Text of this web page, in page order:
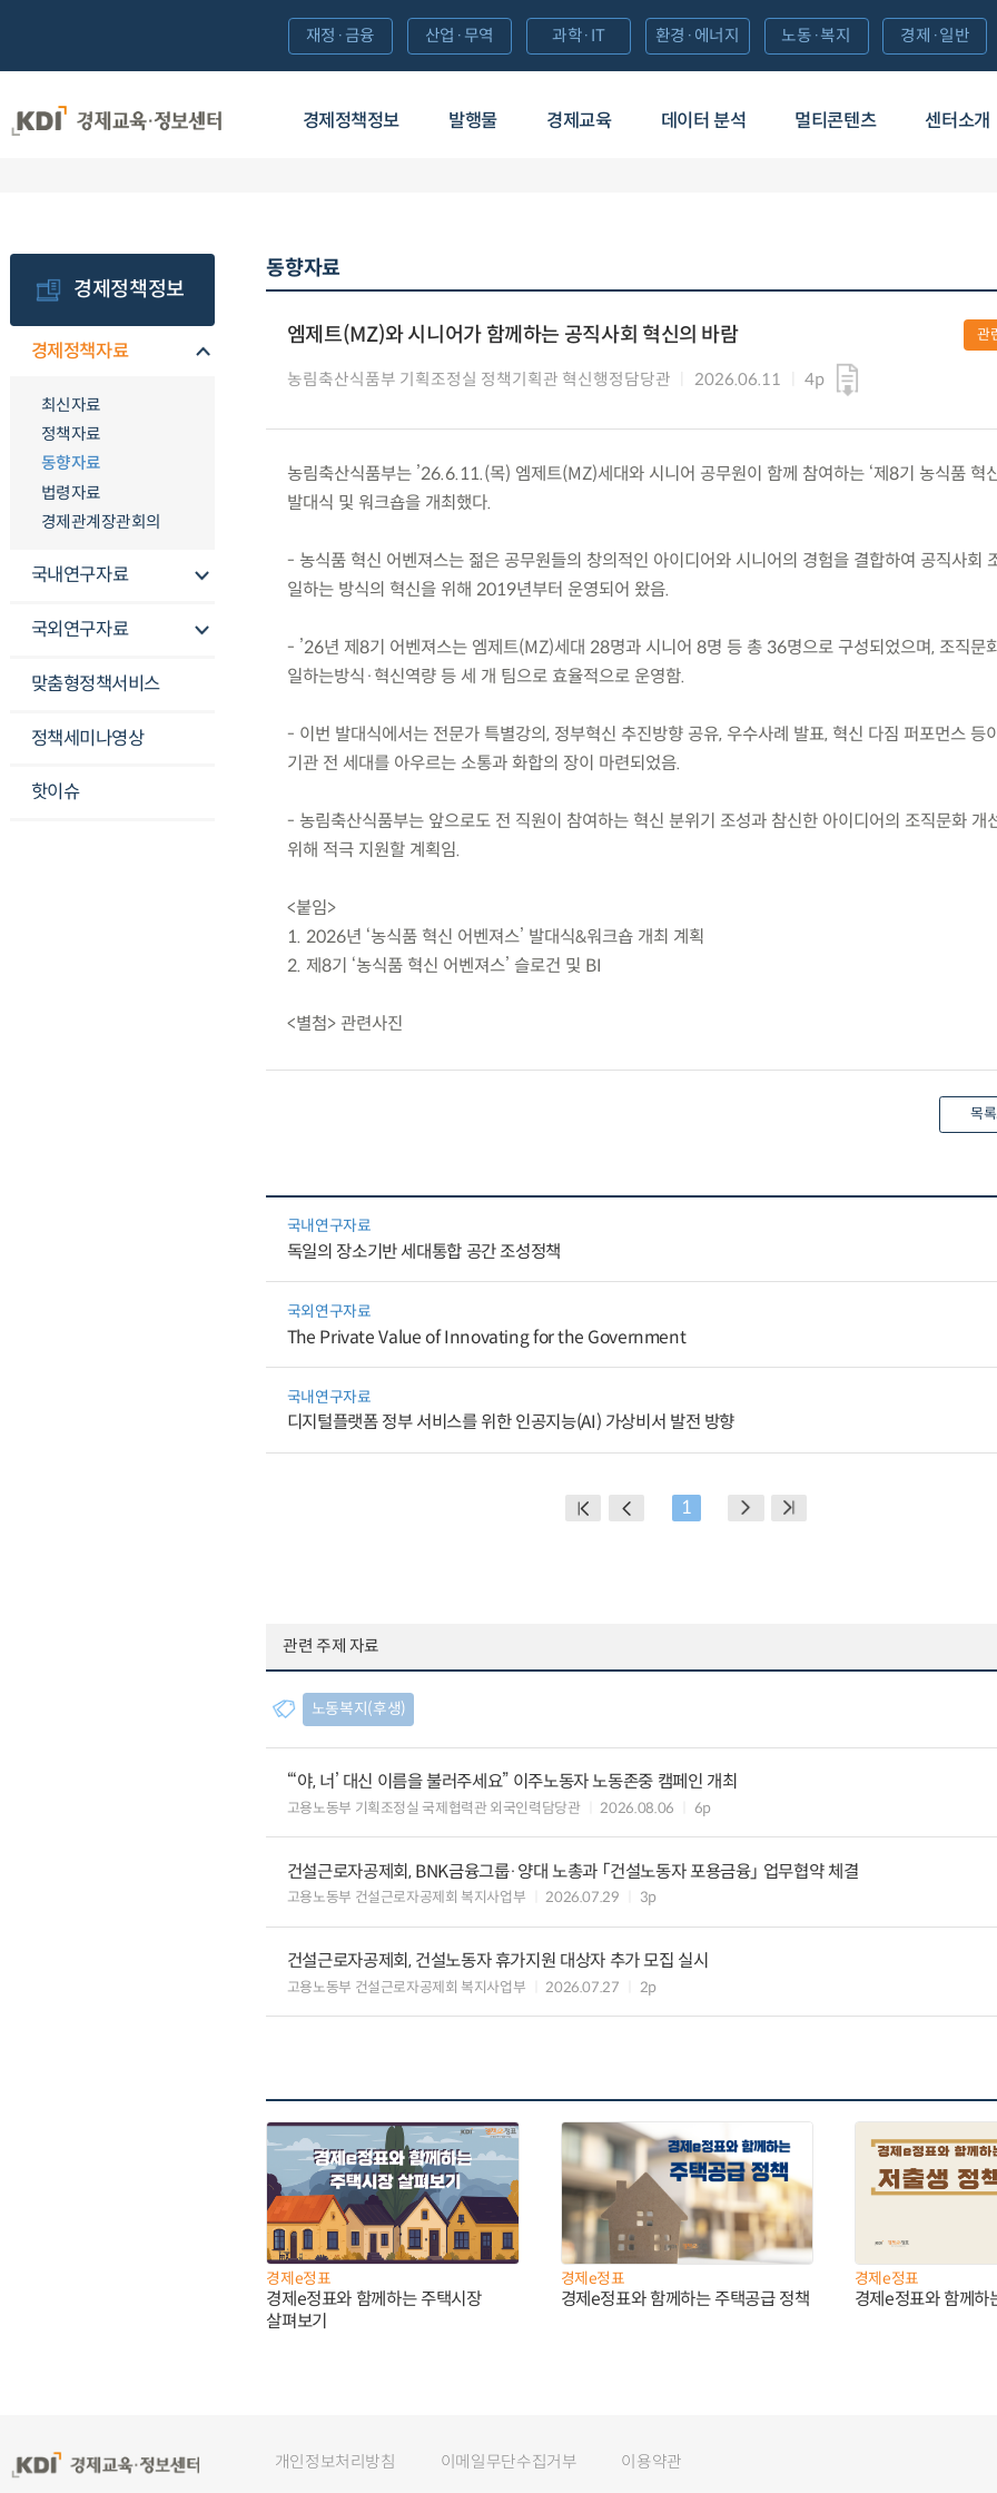
경제정책정보 발행물 경제교육 데이터 분석 멀티콘텐츠 센터소개
재정·금융 산업·무역 과학·IT 환경·에너지 노동·복지 경제·일반
경제정책정보
경제정책자료
최신자료
정책자료
동향자료
법령자료
경제관계장관회의
국내연구자료
국외연구자료
맞춤형정책서비스
정책세미나영상
핫이슈
동향자료
엠제트(MZ)와 시니어가 함께하는 공직사회 혁신의 바람
농림축산식품부 기획조정실 정책기획관 혁신행정담당관 2026.06.11 4p
관
농림축산식품부는 ’26.6.11.(목) 엠제트(MZ)세대와 시니어 공무원이 함께 참여하는 ‘제8기 농식품 혁
발대식 및 워크숍을 개최했다.
- 농식품 혁신 어벤져스는 젊은 공무원들의 창의적인 아이디어와 시니어의 경험을 결합하여 공직사회
일하는 방식의 혁신을 위해 2019년부터 운영되어 왔음.
- ’26년 제8기 어벤져스는 엠제트(MZ)세대 28명과 시니어 8명 등 총 36명으로 구성되었으며, 조직문
일하는방식·혁신역량 등 세 개 팀으로 효율적으로 운영함.
- 이번 발대식에서는 전문가 특별강의, 정부혁신 추진방향 공유, 우수사례 발표, 혁신 다짐 퍼포먼스 등
기관 전 세대를 아우르는 소통과 화합의 장이 마련되었음.
- 농림축산식품부는 앞으로도 전 직원이 참여하는 혁신 분위기 조성과 참신한 아이디어의 조직문화 개
위해 적극 지원할 계획임.
<붙임>
1. 2026년 ‘농식품 혁신 어벤져스’ 발대식&워크숍 개최 계획
2. 제8기 ‘농식품 혁신 어벤져스’ 슬로건 및 BI
<별첨> 관련사진
목
국내연구자료
독일의 장소기반 세대통합 공간 조성정책
국외연구자료
The Private Value of Innovating for the Government
국내연구자료
디지털플랫폼 정부 서비스를 위한 인공지능(AI) 가상비서 발전 방향
1
관련 주제 자료
노동복지(후생)
“‘야, 너’ 대신 이름을 불러주세요” 이주노동자 노동존중 캠페인 개최
고용노동부 기획조정실 국제협력관 외국인력담당관 2026.08.06 6p
건설근로자공제회, BNK금융그룹·양대 노총과 「건설노동자 포용금융」 업무협약 체결
고용노동부 건설근로자공제회 복지사업부 2026.07.29 3p
건설근로자공제회, 건설노동자 휴가지원 대상자 추가 모집 실시
고용노동부 건설근로자공제회 복지사업부 2026.07.27 2p
경제e정표
경제e정표와 함께하는 주택시장
살펴보기
경제e정표
경제e정표와 함께하는 주택공급 정책
경제e정표
경제e정표와 함께하
개인정보처리방침 이메일무단수집거부 이용약관